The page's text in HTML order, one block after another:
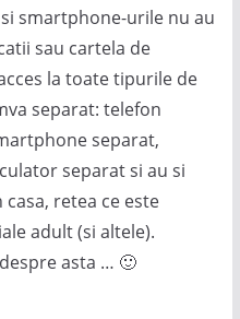
smartphone-urile nu au
sau cartela de
la toate tipurile de
separat: telefon
separat,
separat si au si
retea ce este
adult (si altele).
asta … 🙂